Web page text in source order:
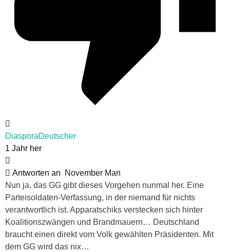
DiasporaDeutscher
1 Jahr her
Antworten an
November Man
Nun ja, das GG gibt dieses Vorgehen nunmal her. Eine
Parteisoldaten-Verfassung, in der niemand für nichts
verantwortlich ist. Apparatschiks verstecken sich hinter
Koalitionszwängen und Brandmauern… Deutschland
braucht einen direkt vom Volk gewählten Präsidenten. Mit
dem GG wird das nix…